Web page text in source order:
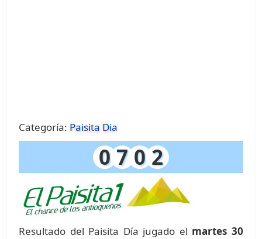
Categoría: Paisita Dia
0 7 0 2
Resultado del Paisita Día jugado el martes 30